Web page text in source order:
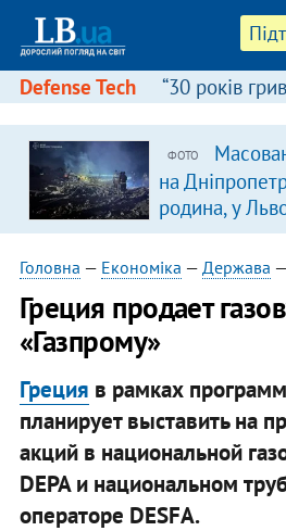
Defense Tech “30 років
ФОТО
на
родина, у
Головна — Економіка — Держава —
Греция продает
«Газпрому»
Греция в рамках
планирует выставить на
акций в национальной
DEPA и национальном
операторе DESFA.